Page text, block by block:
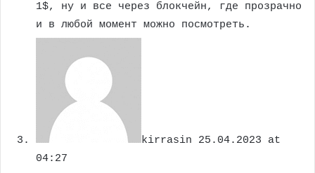
1$, ну и все через блокчейн, где прозрачно
и в любой момент можно посмотреть.
kirrasin 25.04.2023 at
04:27